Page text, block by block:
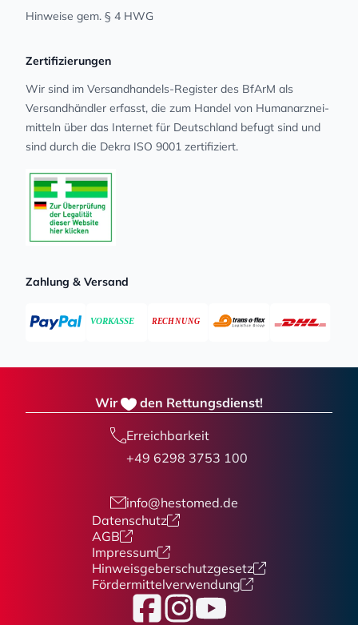
Hinweise gem. § 4 HWG
Zertifizierungen
Wir sind im Versandhandels-Register des BfArM als
Versandhändler erfasst, die zum Handel von Human­arz­nei­
mit­teln über das Internet für Deutschland befugt sind und
sind durch die Dekra ISO 9001 zertifiziert.
Zahlung & Versand
Wir den Rettungsdienst!
Erreichbarkeit
+49 6298 3753 100
info@hestomed.de
Datenschutz
AGB
Impressum
Hinweisgeberschutzgesetz
Fördermittelverwendung
FacebookInstagram
YouTube